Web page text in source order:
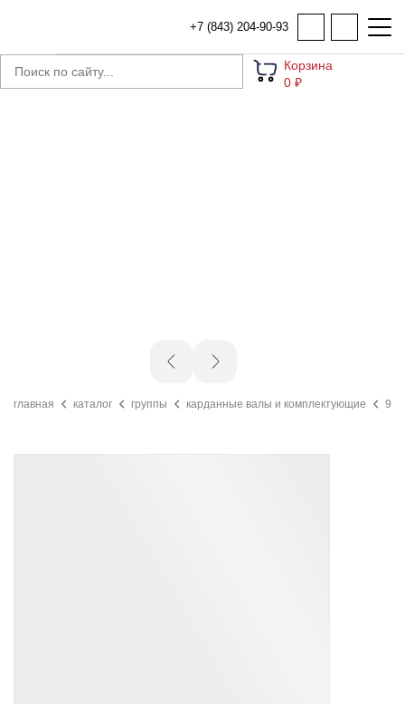
+7 (843) 204-90-93
Корзина
0 ₽
главная каталог группы карданные валы и комплектующие